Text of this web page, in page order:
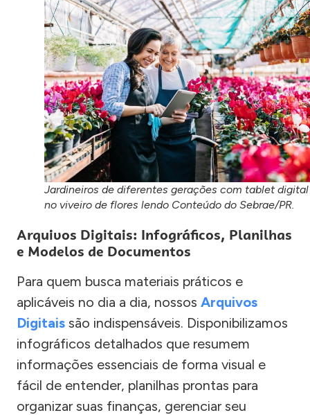
Jardineiros de diferentes gerações com tablet digital
no viveiro de flores lendo Conteúdo do Sebrae/PR.
Arquivos Digitais: Infográficos, Planilhas
e Modelos de Documentos
Para quem busca materiais práticos e
aplicáveis no dia a dia, nossos Arquivos
Digitais são indispensáveis. Disponibilizamos
infográficos detalhados que resumem
informações essenciais de forma visual e
fácil de entender, planilhas prontas para
organizar suas finanças, gerenciar seu